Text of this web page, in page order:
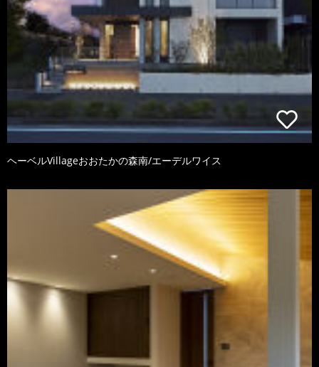
ヘーベルVillageおおたかの森南/エーデルワイス